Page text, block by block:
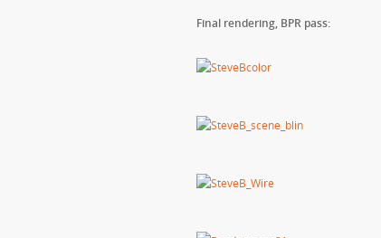
Final rendering, BPR pass: